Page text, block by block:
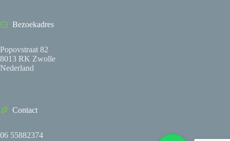
Bezoekadres
Popovstraat 82
8013 RK Zwolle
Nederland
Contact
06 55882374